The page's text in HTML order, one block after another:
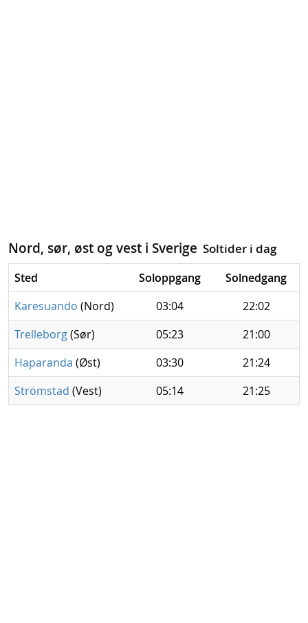
Nord, sør, øst og vest i Sverige Soltider i dag
Sted Soloppgang
Solnedgang
Karesuando (Nord) 03:04
22:02
Trelleborg(Sør) 05:23
21:00
Haparanda (Øst) 03:30
21:24
Strömstad (Vest) 05:14 21:25